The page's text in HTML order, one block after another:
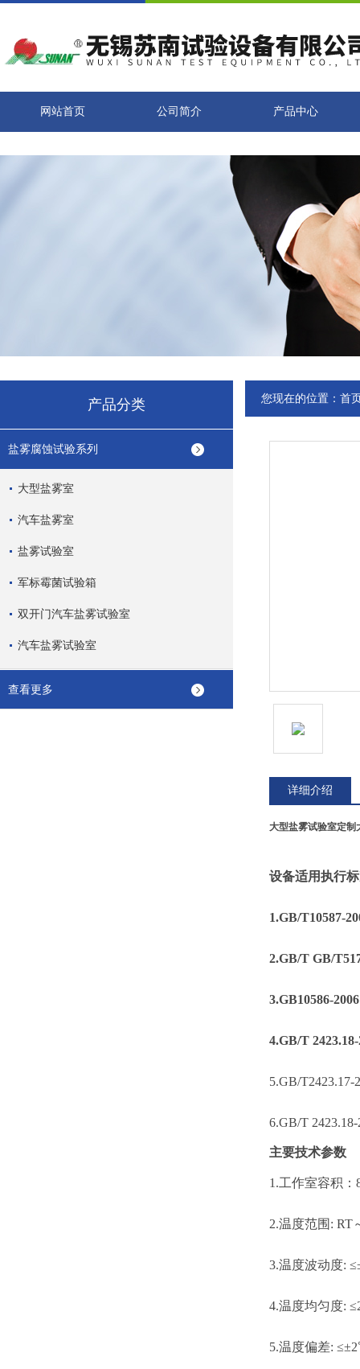
网站首页 公司简介 产品中心
产品分类
盐雾腐蚀试验系列
大型盐雾室
汽车盐雾室
盐雾试验室
军标霉菌试验箱
双开门汽车盐雾试验室
汽车盐雾试验室
查看更多
您现在的位置： 首
详细介绍
大型盐雾试验室定制
设备适用执行
1.GB/T10587-
2.GB/T GB/
3.GB10586-
4.GB/T
5.GB/
6.GB/T
主要技术参数
1.工作室容积：
2.温度范围: RT
3.温度波动度:
4.温度均匀度:
5.温度偏差: